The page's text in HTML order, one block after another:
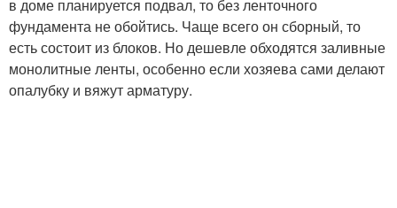
в доме планируется подвал, то без ленточного
фундамента не обойтись. Чаще всего он сборный, то
есть состоит из блоков. Но дешевле обходятся заливные
монолитные ленты, особенно если хозяева сами делают
опалубку и вяжут арматуру.